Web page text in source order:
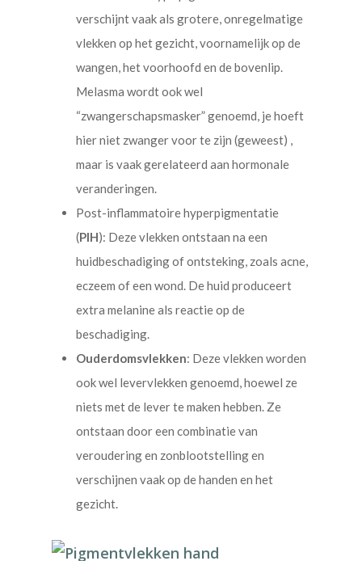
verschijnt vaak als grotere, onregelmatige
vlekken op het gezicht, voornamelijk op de
wangen, het voorhoofd en de bovenlip.
Melasma wordt ook wel
“zwangerschapsmasker” genoemd, je hoeft
hier niet zwanger voor te zijn (geweest) ,
maar is vaak gerelateerd aan hormonale
veranderingen.
Post-inflammatoire hyperpigmentatie
(PIH): Deze vlekken ontstaan na een
huidbeschadiging of ontsteking, zoals acne,
eczeem of een wond. De huid produceert
extra melanine als reactie op de
beschadiging.
Ouderdomsvlekken: Deze vlekken worden
ook wel levervlekken genoemd, hoewel ze
niets met de lever te maken hebben. Ze
ontstaan door een combinatie van
veroudering en zonblootstelling en
verschijnen vaak op de handen en het
gezicht.